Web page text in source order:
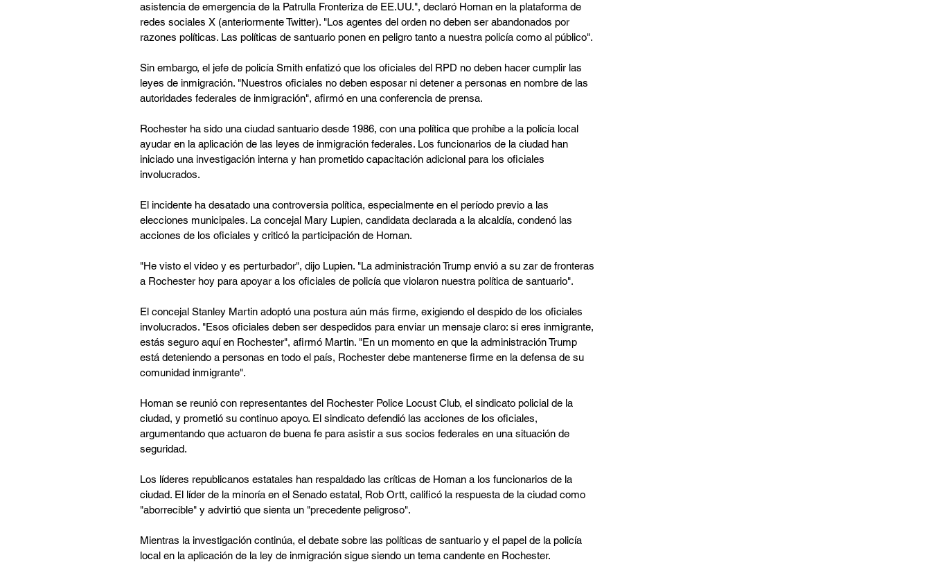
asistencia de emergencia de la Patrulla Fronteriza de EE.UU.", declaró Homan en la plataforma de
redes sociales X (anteriormente Twitter). "Los agentes del orden no deben ser abandonados por
razones políticas. Las políticas de santuario ponen en peligro tanto a nuestra policía como al público".
Sin embargo, el jefe de policía Smith enfatizó que los oficiales del RPD no deben hacer cumplir las
leyes de inmigración. "Nuestros oficiales no deben esposar ni detener a personas en nombre de las
autoridades federales de inmigración", afirmó en una conferencia de prensa.
Rochester ha sido una ciudad santuario desde 1986, con una política que prohíbe a la policía local
ayudar en la aplicación de las leyes de inmigración federales. Los funcionarios de la ciudad han
iniciado una investigación interna y han prometido capacitación adicional para los oficiales
involucrados.
El incidente ha desatado una controversia política, especialmente en el período previo a las
elecciones municipales. La concejal Mary Lupien, candidata declarada a la alcaldía, condenó las
acciones de los oficiales y criticó la participación de Homan.
"He visto el video y es perturbador", dijo Lupien. "La administración Trump envió a su zar de fronteras
a Rochester hoy para apoyar a los oficiales de policía que violaron nuestra política de santuario".
El concejal Stanley Martin adoptó una postura aún más firme, exigiendo el despido de los oficiales
involucrados. "Esos oficiales deben ser despedidos para enviar un mensaje claro: si eres inmigrante,
estás seguro aquí en Rochester", afirmó Martin. "En un momento en que la administración Trump
está deteniendo a personas en todo el país, Rochester debe mantenerse firme en la defensa de su
comunidad inmigrante".
Homan se reunió con representantes del Rochester Police Locust Club, el sindicato policial de la
ciudad, y prometió su continuo apoyo. El sindicato defendió las acciones de los oficiales,
argumentando que actuaron de buena fe para asistir a sus socios federales en una situación de
seguridad.
Los líderes republicanos estatales han respaldado las críticas de Homan a los funcionarios de la
ciudad. El líder de la minoría en el Senado estatal, Rob Ortt, calificó la respuesta de la ciudad como
"aborrecible" y advirtió que sienta un "precedente peligroso".
Mientras la investigación continúa, el debate sobre las políticas de santuario y el papel de la policía
local en la aplicación de la ley de inmigración sigue siendo un tema candente en Rochester.